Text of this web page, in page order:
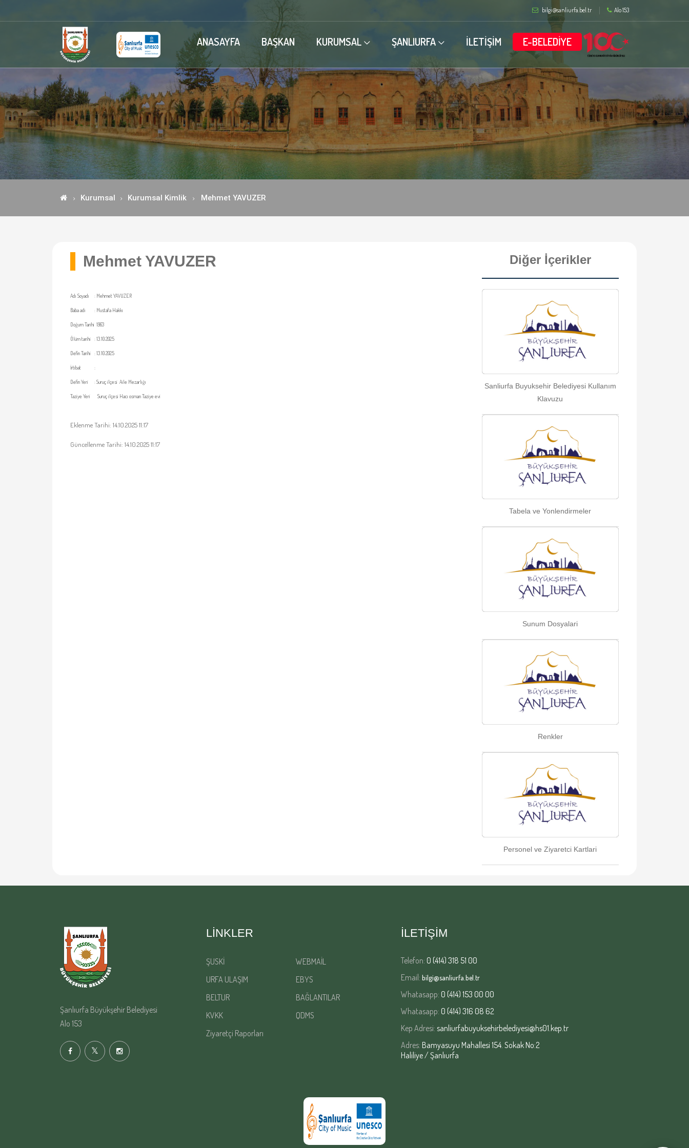
bilgi@sanliurfa.bel.tr Alo 153
ANASAYFA BAŞKAN KURUMSAL ŞANLIURFA İLETİŞİM E-BELEDİYE
Kurumsal Kurumsal Kimlik Mehmet YAVUZER
Mehmet YAVUZER
Adı Soyadı : Mehmet YAVUZER
Baba adı : Mustafa Hakkı
Doğum Tarihi 1963
Ölüm tarihi :13.10.2025
Defin Tarihi :13.10.2025
İrtibat :
Defin Yeri :Suruç ilçesi Aile Mezarlığı
Taziye Yeri Suruç ilçesi Hacı osman Taziye evi
Eklenme Tarihi: 14.10.2025 11:17
Güncellenme Tarihi: 14.10.2025 11:17
Diğer İçerikler
Sanliurfa Buyuksehir Belediyesi Kullanım
Klavuzu
Tabela ve Yonlendirmeler
Sunum Dosyalari
Renkler
Personel ve Ziyaretci Kartlari
Şanlıurfa Büyükşehir Belediyesi
Alo 153
LINKLER
ŞUSKİ
WEBMAİL
URFA ULAŞIM
EBYS
BELTUR
BAĞLANTILAR
KVKK
QDMS
Ziyaretçi Raporları
İLETİŞİM
Telefon: 0 (414) 318 51 00
Email: bilgi@sanliurfa.bel.tr
Whatasapp: 0 (414) 153 00 00
Whatasapp: 0 (414) 316 08 62
Kep Adresi: sanliurfabuyuksehirbelediyesi@hs01.kep.tr
Adres: Bamyasuyu Mahallesi 154. Sokak No:2
Haliliye / Şanlıurfa